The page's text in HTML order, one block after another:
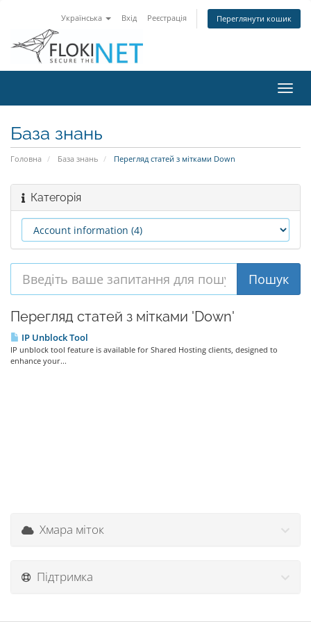
Українська Вхід Реєстрація Переглянути кошик
База знань
Головна База знань Перегляд статей з мітками Down
Категорія
Перегляд статей з мітками 'Down'
IP Unblock Tool
IP unblock tool feature is available for Shared Hosting clients, designed to
enhance your...
Хмара міток
Підтримка